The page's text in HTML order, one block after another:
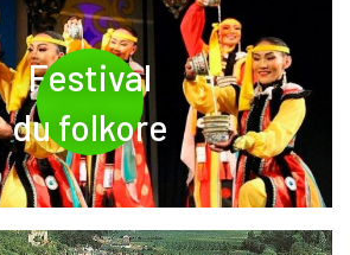
Festival
du folkore– nouvelle